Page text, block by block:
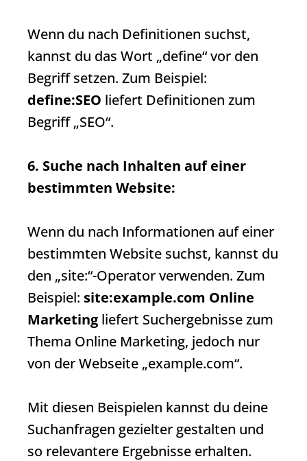
Wenn du nach Definitionen suchst,
kannst du das Wort „define“ vor den
Begriff setzen. Zum Beispiel:
define:SEO liefert Definitionen zum
Begriff „SEO“.
6. Suche nach Inhalten auf einer
bestimmten Website:
Wenn du nach Informationen auf einer
bestimmten Website suchst, kannst du
den „site:“-Operator verwenden. Zum
Beispiel: site:example.com Online
Marketing liefert Suchergebnissezum
Thema Online Marketing, jedoch nur
von der Webseite „example.com“.
Mit diesen Beispielen kannst du deine
Suchanfragen gezielter gestalten und
so relevantere Ergebnisse erhalten.